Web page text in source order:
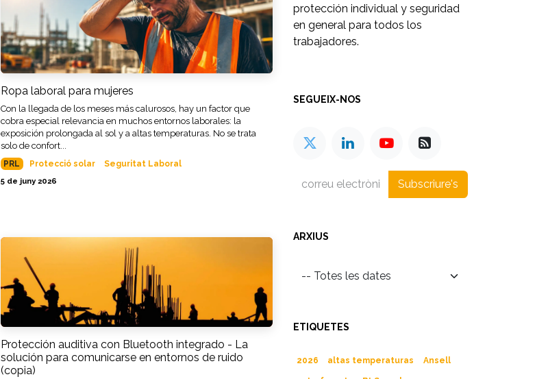
Ropa laboral para mujeres
Con la llegada de los meses más calurosos, hay un factor que
cobra especial relevancia en muchos entornos laborales: la
exposición prolongada al sol y a altas temperaturas. No se trata
solo de confort...
PRL Protecció solar
Seguritat Laboral
5 de juny 2026
Protección auditiva con Bluetooth integrado - La
solución para comunicarse en entornos de ruido
(copia)
protección individual y seguridad
en general para todos los
trabajadores.
SEGUEIX-NOS
Subscriure's
ARXIUS
ETIQUETES
2026 altas temperaturas Ansell